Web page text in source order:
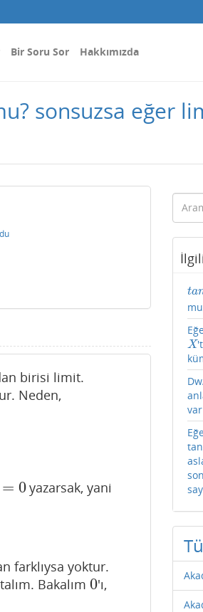
Bir Soru Sor Hakkımızda
sonsuzsa eğer
birisi limit.
Neden,
= 0
=0
yazarsak, yani
farklıysa yoktur.
Bakalım 0
0'ı,
ta
tan
X
X